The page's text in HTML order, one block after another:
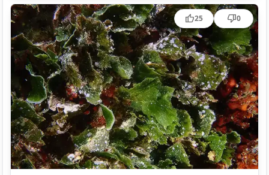
thumb_up25 thumb_down0